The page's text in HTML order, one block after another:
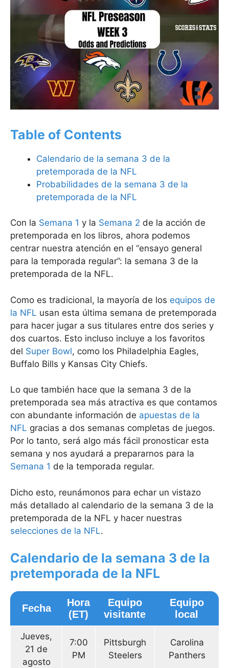
Table of Contents
Calendario de la semana 3 de la
pretemporada de la NFL
Probabilidades de la semana 3 de la
pretemporada de la NFL
Con la Semana 1 y la Semana 2 de la acción de
pretemporada en los libros, ahora podemos
centrar nuestra atención en el “ensayo general
para la temporada regular”: la semana 3 de la
pretemporada de la NFL.
Como es tradicional, la mayoría de los equipos de
la NFL usan esta última semana de pretemporada
para hacer jugar a sus titulares entre dos series y
dos cuartos. Esto incluso incluye a los favoritos
del Super Bowl, como los Philadelphia Eagles,
Buffalo Bills y Kansas City Chiefs.
Lo que también hace que la semana 3 de la
pretemporada sea más atractiva es que contamos
con abundante información de apuestas de la
NFL gracias a dos semanas completas de juegos.
Por lo tanto, será algo más fácil pronosticar esta
semana y nos ayudará a prepararnos para la
Semana 1 de la temporada regular.
Dicho esto, reunámonos para echar un vistazo
más detallado al calendario de la semana 3 de la
pretemporada de la NFL y hacer nuestras
selecciones de la NFL.
Calendario de la semana 3 de la
pretemporada de la NFL
Fecha
Hora
(ET)
Equipo
visitante
Equipo
local
Jueves,
21 de
agosto
7:00
PM
Pittsburgh
Steelers
Carolina
Panthers